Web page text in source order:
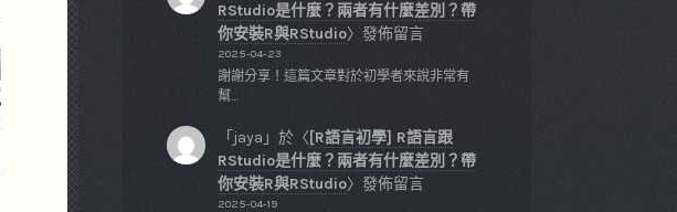
RStudio是什麼？兩者有什麼差別？帶
你安裝R與RStudio〉發佈留言
2025-04-23
謝謝分享！這篇文章對於初學者來說非常有
幫…
「 jaya 」於〈[R語言初學] R語言跟
RStudio是什麼？兩者有什麼差別？帶
你安裝R與RStudio〉發佈留言
2025-04-19